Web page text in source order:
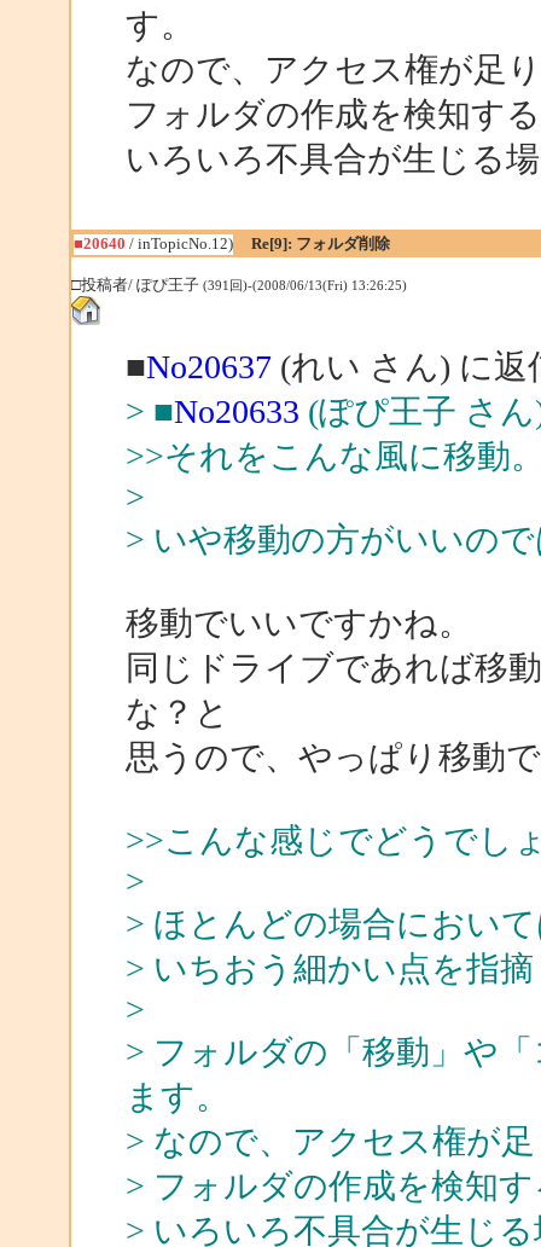
す。
なので、アクセス権が足
フォルダの作成を検知す
いろいろ不具合が生じる
■20640 / inTopicNo.12) Re[9]: フォルダ削除
□投稿者/ ぽぴ王子 (391回)-(2008/06/13(Fri) 13:26:25)
■No20637(れい さん) に返
> ■No20633 (ぽぴ王子 さ
>>それをこんな風に移動
>
> いや移動の方がいいの
移動でいいですかね。
同じドライブであれば移
な？と
思うので、やっぱり移動
>>こんな感じでどうでし
>
> ほとんどの場合におい
> いちおう細かい点を指
>
> フォルダの「移動」や
ます。
> なので、アクセス権が
> フォルダの作成を検知
> いろいろ不具合が生じ